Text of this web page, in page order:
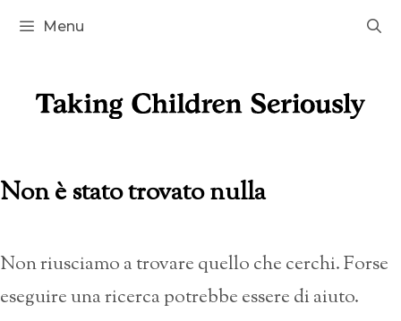
Vai
Menu
Non è stato trovato nulla
Non riusciamo a trovare quello che cerchi. Forse
eseguire una ricerca potrebbe essere di aiuto.